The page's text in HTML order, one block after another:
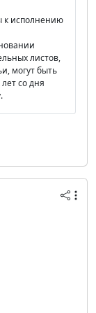
к исполнению
листов,
могут быть
со дня